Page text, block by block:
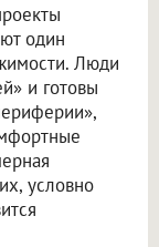
один
Люди
и готовы
условно